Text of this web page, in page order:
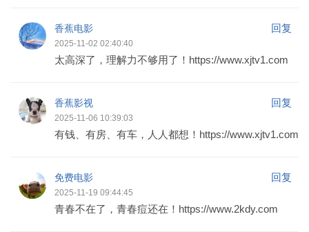
香蕉电影 回复
2025-11-02 02:40:40
太高深了，理解力不够用了！https://www.xjtv1.com
香蕉影视 回复
2025-11-06 10:39:03
有钱、有房、有车，人人都想！https://www.xjtv1.com
免费电影 回复
2025-11-19 09:44:45
青春不在了，青春痘还在！https://www.2kdy.com